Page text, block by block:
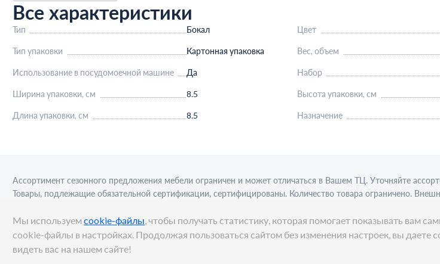
Все характеристики
Тип Бокал Цвет
Тип упаковки Картонная упаковка Вес, объем
Использование в посудомоечной машине Да Набор
Ширина упаковки, см 8.5 Высота упаковки, см
Длина упаковки, см 8.5 Назначение
Ассортимент сезонного предложения мебели ограничен и может отличаться в Вашем ТЦ. Уточняйте
Товары, подлежащие обязательной сертификации, сертифицированы. Количество товара ограничено.
© METRO Cash and Carry Russia, 2026
Мы используем cookie-файлы, чтобы получать статистику, которая помогает показывать
cookie-файлы в настройках. Продолжая пользоваться сайтом без изменения настроек, вы даете
видеть вас на нашем сайте!